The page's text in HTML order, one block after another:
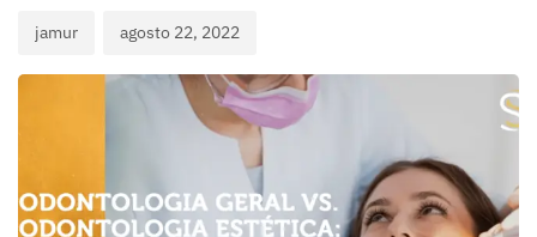
jamur agosto 22, 2022